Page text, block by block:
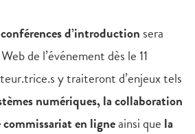
d’introduction sera
de l’événement dès le 11
y traiteront d’enjeux tels
numériques, la collaboration
en ligneainsi que la